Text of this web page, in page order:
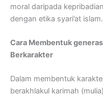
moral daripada
dengan etika syari’at islam.
Cara Membentuk
Berkarakter
Dalam membentuk
berakhlakul karimah